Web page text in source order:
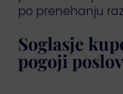
po prenehanju
Soglasje
pogoji